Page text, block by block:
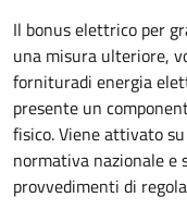
Il bonus elettrico per
una misura ulteriore,
fornituradi energia
presente un
fisico. Viene attivato
normativa nazionale e
provvedimenti di